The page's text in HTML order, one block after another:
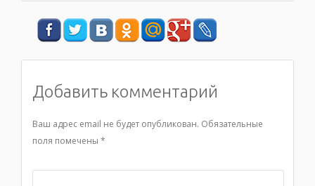
Добавить комментарий
Ваш адрес email не будет опубликован. Обязательные
поля помечены *